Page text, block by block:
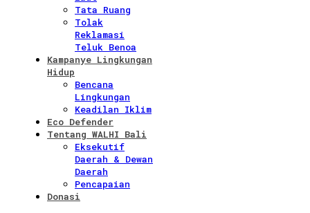
Tata Ruang
Tolak
Reklamasi
Teluk Benoa
Kampanye Lingkungan
Hidup
Bencana
Lingkungan
Keadilan Iklim
Eco Defender
Tentang WALHI Bali
Eksekutif
Daerah & Dewan
Daerah
Pencapaian
Donasi